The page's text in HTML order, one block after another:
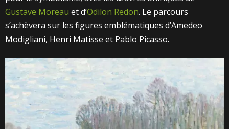
Gustave Moreau et d’Odilon Redon. Le parcours
s’achèvera sur les figures emblématiques d’Amedeo
Modigliani, Henri Matisse et Pablo Picasso.